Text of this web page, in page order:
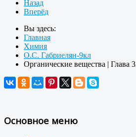
Назад
Вперёд
Вы здесь:
Главная
Химия
О.С. Габриелян-9кл
Органические вещества | Глава
Основное меню